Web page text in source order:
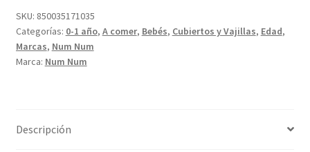
Storm
Gray
cantidad
SKU: 850035171035
Categorías: 0-1 año, A comer, Bebés, Cubiertos y Vajillas, Edad,
Marcas, Num Num
Marca: Num Num
Descripción